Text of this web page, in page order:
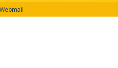
Webmail